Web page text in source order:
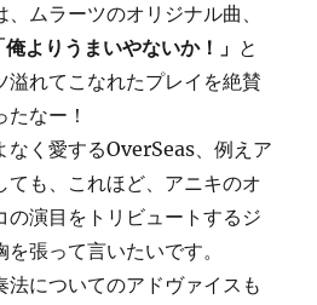
ムラーツのオリジナル曲、
俺よりうまいやないか！」 と
溢れてこなれたプレイを絶賛
なー！
く愛するOverSeas、例えア
ても、これほど、アニキのオ
の演目をトリビュートするジ
張って言いたいです。
についてのアドヴァイスも